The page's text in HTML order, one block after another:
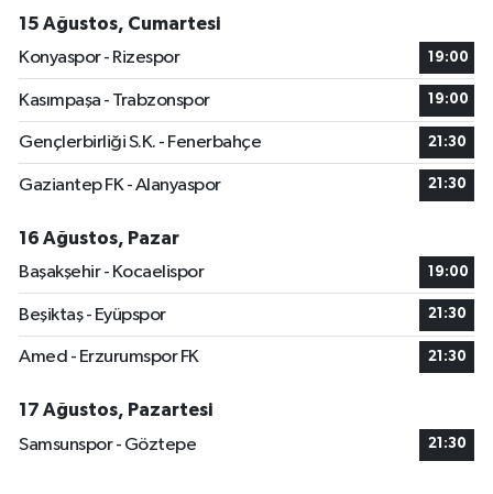
15 Ağustos, Cumartesi
Konyaspor - Rizespor
19:00
Kasımpaşa - Trabzonspor 19:00
Gençlerbirliği S.K. - Fenerbahçe 21:30
Gaziantep FK - Alanyaspor 21:30
16 Ağustos, Pazar
Başakşehir - Kocaelispor
19:00
Beşiktaş - Eyüpspor 21:30
Amed - Erzurumspor FK 21:30
17 Ağustos, Pazartesi
Samsunspor - Göztepe
21:30